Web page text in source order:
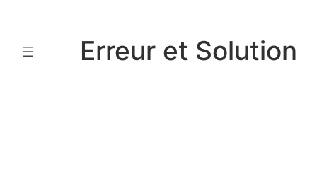
contenu
Erreur et Solution